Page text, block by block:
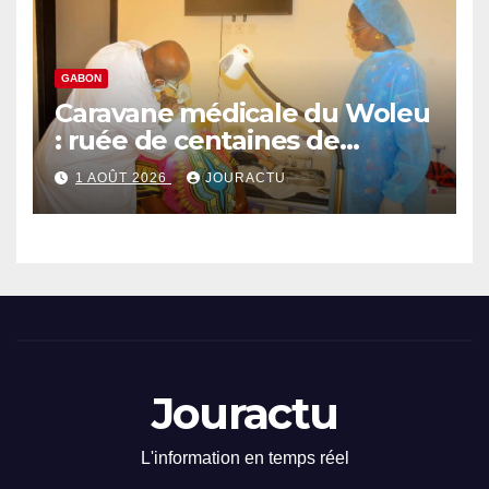
GABON
Caravane médicale du Woleu
: ruée de centaines de
malades vers Zogongone
1 AOÛT 2026 JOURACTU
Jouractu
L'information en temps réel